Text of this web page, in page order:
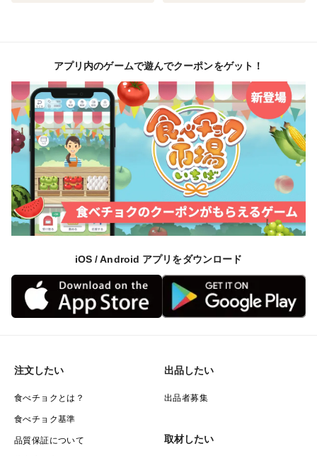
アプリ内のゲームで遊んでクーポンをゲット！
iOS / Android アプリをダウンロード
注文したい
食べチョクとは？
食べチョク基準
品質保証について
出品したい
出品者募集
取材したい